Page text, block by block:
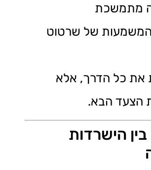
מתמשכת
המשמעות של שרטוט
את כל הדרך, אלא
הצעד הבא.
הישרדות